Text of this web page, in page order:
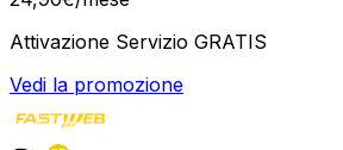
Attivazione Servizio GRATIS
Vedi la promozione